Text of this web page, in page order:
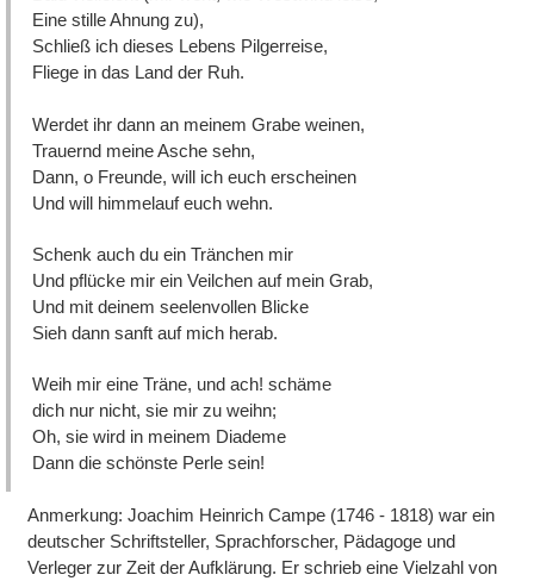
Eine stille Ahnung zu),
Schließ ich dieses Lebens Pilgerreise,
Fliege in das Land der Ruh.
Werdet ihr dann an meinem Grabe weinen,
Trauernd meine Asche sehn,
Dann, o Freunde, will ich euch erscheinen
Und will himmelauf euch wehn.
Schenk auch du ein Tränchen mir
Und pflücke mir ein Veilchen auf mein Grab,
Und mit deinem seelenvollen Blicke
Sieh dann sanft auf mich herab.
Weih mir eine Träne, und ach! schäme
dich nur nicht, sie mir zu weihn;
Oh, sie wird in meinem Diademe
Dann die schönste Perle sein!
Anmerkung: Joachim Heinrich Campe (1746 - 1818) war ein
deutscher Schriftsteller, Sprachforscher, Pädagoge und
Verleger zur Zeit der Aufklärung. Er schrieb eine Vielzahl von